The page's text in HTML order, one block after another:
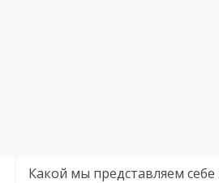
Какой мы представляем